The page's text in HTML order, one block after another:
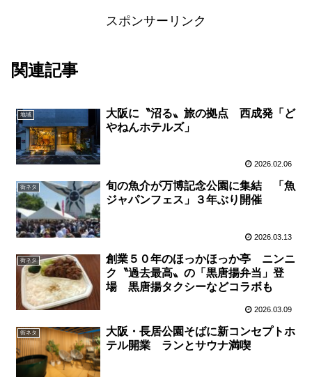
スポンサーリンク
関連記事
地域
大阪に〝沼る〟旅の拠点 西成発「ど
やねんホテルズ」
2026.02.06
街ネタ
旬の魚介が万博記念公園に集結 「魚
ジャパンフェス」３年ぶり開催
2026.03.13
街ネタ
創業５０年のほっかほっか亭 ニンニ
ク〝過去最高〟の「黒唐揚弁当」登
場 黒唐揚タクシーなどコラボも
2026.03.09
街ネタ
大阪・長居公園そばに新コンセプトホ
テル開業 ランとサウナ満喫